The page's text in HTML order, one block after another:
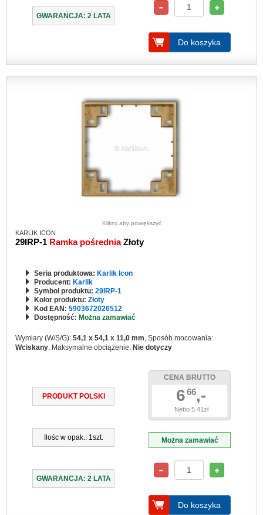
GWARANCJA: 2 LATA
Do koszyka
Kliknij aby powiększyć
KARLIK ICON
29IRP-1 Ramka pośredniaZłoty
Seria produktowa: Karlik Icon
Producent: Karlik
Symbol produktu: 29IRP-1
Kolor produktu: Złoty
Kod EAN: 5903672026512
Dostępność: Można zamawiać
Wymiary (W/S/G): 54,1 x 54,1 x 11,0 mm, Sposób mocowania:
Wciskany, Maksymalne obciążenie: Nie dotyczy
PRODUKT POLSKI
Ilośc w opak.: 1szt.
GWARANCJA: 2 LATA
CENA BRUTTO
666,-
Netto 5.41zł
Można zamawiać
Do koszyka